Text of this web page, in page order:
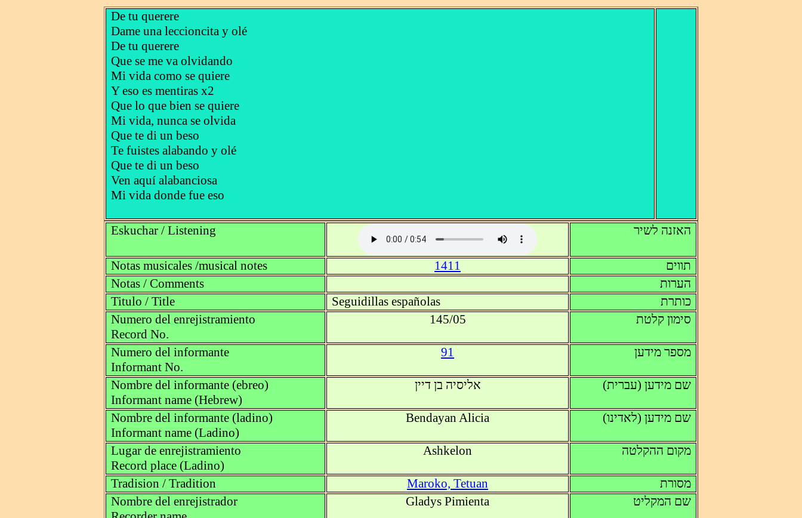
De tu querere
Dame una leccioncita y olé
De tu querere
Que se me va olvidando
Mi vida como se quiere
Y eso es mentiras x2
Que lo que bien se quiere
Mi vida, nunca se olvida
Que te di un beso
Te fuistes alabando y olé
Que te di un beso
Ven aquí alabanciosa
Mi vida donde fue eso
Eskuchar / Listening האזנה לשיר
Notas musicales /musical notes 1411
תווים
Notas / Comments
הערות
Titulo / Title
Seguidillas españolas
כותרת
Numero del enrejistramiento
Record No.
145/05 סימון קלטת
Numero del informante
Informant No.
91 מספר מידען
Nombre del informante (ebreo)
Informant name (Hebrew)
אליסיה בן דיין שם מידען (עברית)
Nombre del informante (ladino)
Informant name (Ladino)
Bendayan Alicia שם מידען (לאדינו)
Lugar de enrejistramiento
Record place (Ladino)
Ashkelon מקום ההקלטה
Tradision / Tradition Maroko, Tetuan
מסורת
Nombre del enrejistrador
Gladys Pimienta שם המקליט